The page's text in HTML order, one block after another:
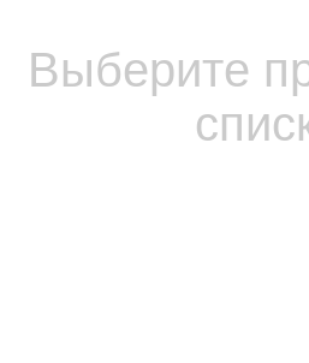
Выберите